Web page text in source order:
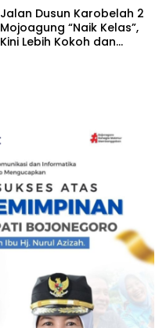
Jalan Dusun Karobelah 2
Mojoagung “Naik Kelas”,
Kini Lebih Kokoh dan